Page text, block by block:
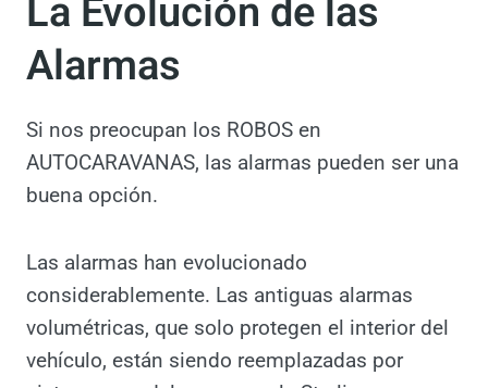
Este sistema es más moderno y eficaz,
capaz de detectar cualquier intento de robo y
notificar al propietario en tiempo real.
La Evolución de las
Alarmas
Si nos preocupan los ROBOS en
AUTOCARAVANAS, las alarmas pueden ser
una buena opción.